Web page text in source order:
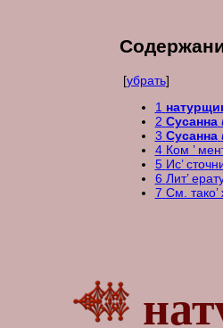
[убрать]
1
2 Сусанна
3 Сусанна
4 Ком ’
5 Ис’
6 Лит’
7 См. тако’